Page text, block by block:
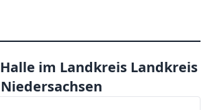
im Landkreis Landkreis